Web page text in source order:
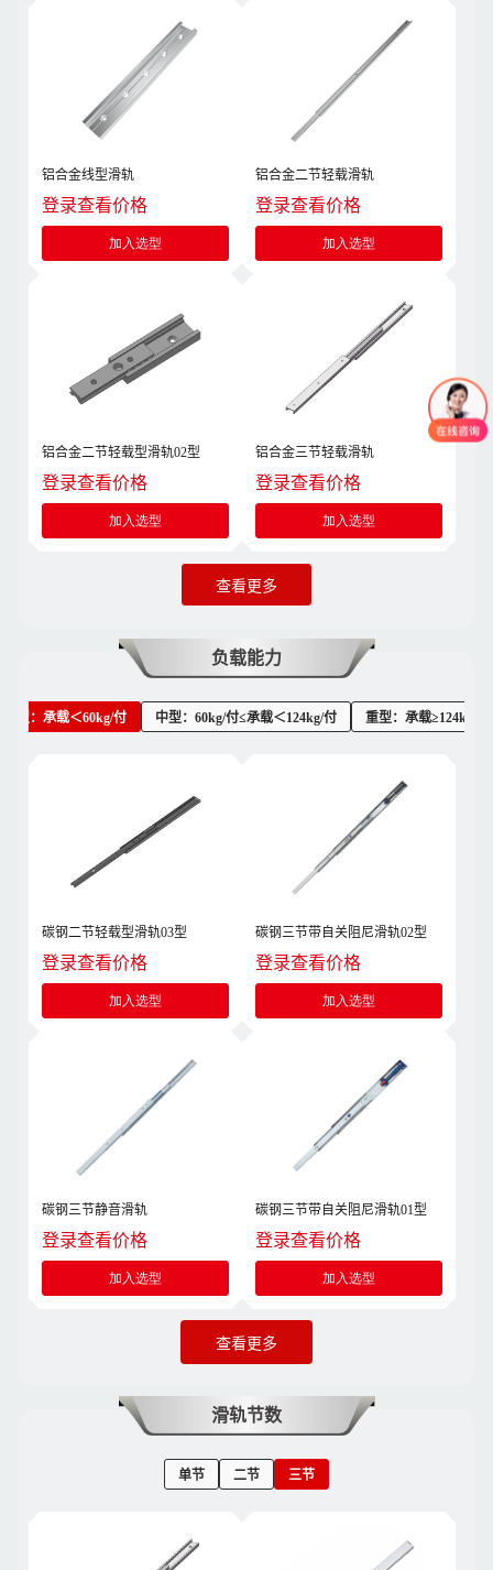
铝合金线型滑轨
登录查看价格
加入选型
铝合金二节轻载滑轨
登录查看价格
加入选型
铝合金二节轻载型滑轨02型
登录查看价格
加入选型
铝合金三节轻载滑轨
登录查看价格
加入选型
查看更多
负载能力
轻型：承载＜60kg/付 中型：60kg/付≤承载＜124kg/付 重型：承载≥124kg/付
碳钢二节轻载型滑轨03型
登录查看价格
加入选型
碳钢三节带自关阻尼滑轨02型
登录查看价格
加入选型
碳钢三节静音滑轨
登录查看价格
加入选型
碳钢三节带自关阻尼滑轨01型
登录查看价格
加入选型
查看更多
滑轨节数
单节 二节 三节